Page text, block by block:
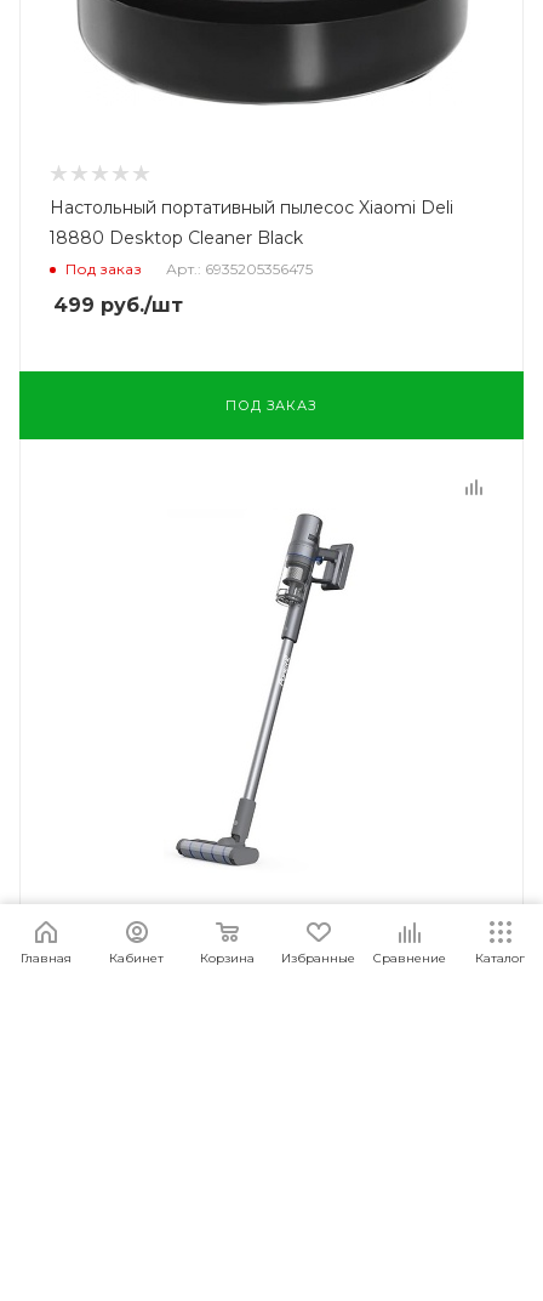
Настольный портативный пылесос Xiaomi Deli
18880 Desktop Cleaner Black
Под заказ Арт.: 6935205356475
499 руб./шт
ПОД ЗАКАЗ
Главная Кабинет Корзина Избранные Сравнение Каталог